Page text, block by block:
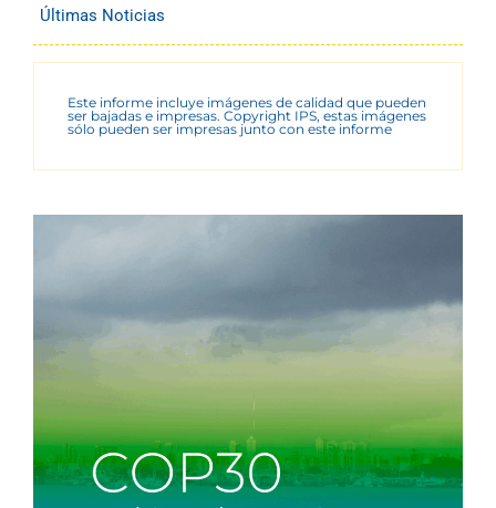
Últimas Noticias
Este informe incluye imágenes de calidad que pueden
ser bajadas e impresas. Copyright IPS, estas imágenes
sólo pueden ser impresas junto con este informe